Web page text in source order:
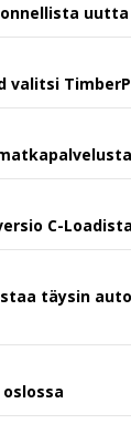
onnellista
valitsi
C-Loadista
täysin